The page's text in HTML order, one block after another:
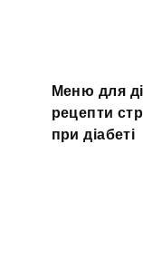
Меню для
рецепти
при діабеті